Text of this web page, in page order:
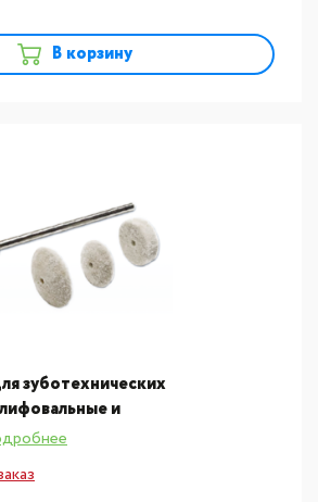
В корзину
зуботехнических
и
шлифовальные Dia-Finish
форма